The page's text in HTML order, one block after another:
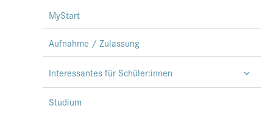
MyStart
Aufnahme / Zulassung
Interessantes für Schüler:innen
Studium